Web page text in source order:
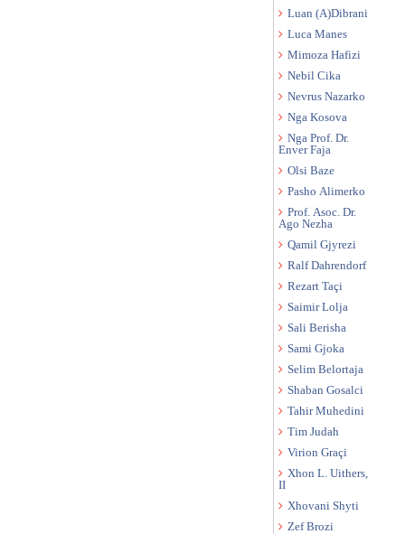
Luan (A)Dibrani
Luca Manes
Mimoza Hafizi
Nebil Cika
Nevrus Nazarko
Nga Kosova
Nga Prof. Dr.
Enver Faja
Olsi Baze
Pasho Alimerko
Prof. Asoc. Dr.
Ago Nezha
Qamil Gjyrezi
Ralf Dahrendorf
Rezart Taçi
Saimir Lolja
Sali Berisha
Sami Gjoka
Selim Belortaja
Shaban Gosalci
Tahir Muhedini
Tim Judah
Virion Graçi
Xhon L. Uithers,
II
Xhovani Shyti
Zef Brozi